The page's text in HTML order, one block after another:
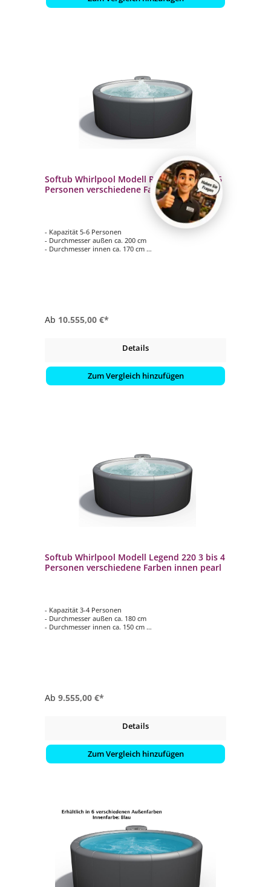
Softub Whirlpool Modell Resort 300 5 bis 6
Personen verschiedene Farben innen pearl
- Kapazität 5-6 Personen
- Durchmesser außen ca. 200 cm
- Durchmesser innen ca. 170 cm
Ab 10.555,00 €*
Details
Zum Vergleich hinzufügen
Softub Whirlpool Modell Legend 220 3 bis 4
Personen verschiedene Farben innen pearl
- Kapazität 3-4 Personen
- Durchmesser außen ca. 180 cm
- Durchmesser innen ca. 150 cm
Ab 9.555,00 €*
Details
Zum Vergleich hinzufügen